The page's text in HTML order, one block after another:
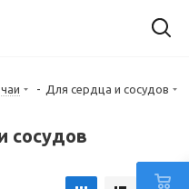
- Для сердца и сосудов
сосудов